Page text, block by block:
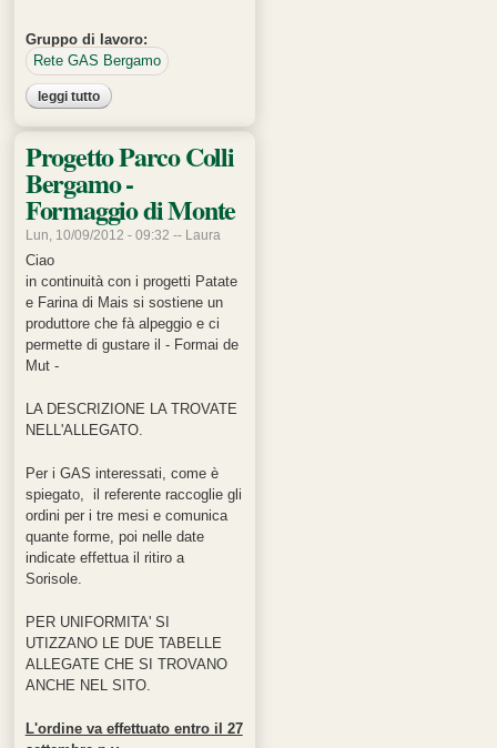
Gruppo di lavoro:
Rete GAS Bergamo
leggi tuttosu incontro coordinatori, gruppi di lavoro e gruppo di servizio
Progetto Parco Colli
Bergamo -
Formaggio di Monte
Lun, 10/09/2012 - 09:32 -- Laura
Ciao
in continuità con i progetti Patate
e Farina di Mais si sostiene un
produttore che fà alpeggio e ci
permette di gustare il - Formai de
Mut -
LA DESCRIZIONE LA TROVATE
NELL'ALLEGATO.
Per i GAS interessati, come è
spiegato, il referente raccoglie gli
ordini per i tre mesi e comunica
quante forme, poi nelle date
indicate effettua il ritiro a
Sorisole.
PER UNIFORMITA' SI
UTIZZANO LE DUE TABELLE
ALLEGATE CHE SI TROVANO
ANCHE NEL SITO.
L'ordine va effettuato entro il 27